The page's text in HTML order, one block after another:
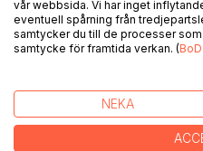
vår webbsida. Vi har inget
eventuell spårning från
samtycker du till de processer
samtycke för framtida verkan. (
NEKA